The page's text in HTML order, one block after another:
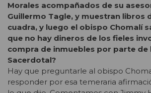
Morales acompañados de su
Guillermo Tagle, y muestran libros
cuadra, y luego el obispo Chomalí
que no hay dineros de los fieles
compra de inmuebles por parte de
Sacerdotal?
Hay que preguntarle al obispo
responder por esa temeraria